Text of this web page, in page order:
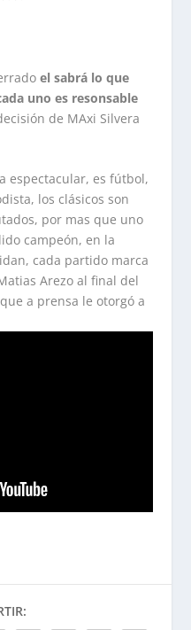
el sabrá lo que
uno es resonsable
de MAxi Silvera
espectacular, es fútbol,
los clásicos son
por mas que uno
campeón, en la
cada partido marca
Arezo al final del
a prensa le otorgó a